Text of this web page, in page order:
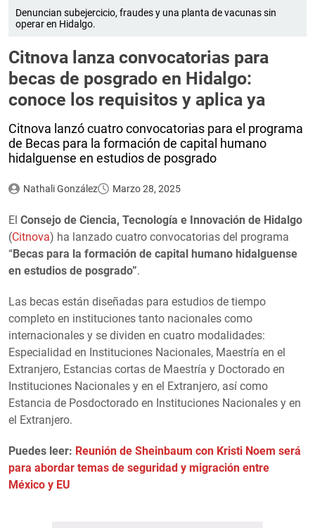
Denuncian subejercicio, fraudes y una planta de vacunas sin
operar en Hidalgo.
Citnova lanza convocatorias para
becas de posgrado en Hidalgo:
conoce los requisitos y aplica ya
Citnova lanzó cuatro convocatorias para el programa
de Becas para la formación de capital humano
hidalguense en estudios de posgrado
Nathali González Marzo 28, 2025
El Consejo de Ciencia, Tecnología e Innovación de Hidalgo
(Citnova) ha lanzado cuatro convocatorias del programa
“Becas para la formación de capital humano hidalguense
en estudios de posgrado”.
Las becas están diseñadas para estudios de tiempo
completo en instituciones tanto nacionales como
internacionales y se dividen en cuatro modalidades:
Especialidad en Instituciones Nacionales, Maestría en el
Extranjero, Estancias cortas de Maestría y Doctorado en
Instituciones Nacionales y en el Extranjero, así como
Estancia de Posdoctorado en Instituciones Nacionales y en
el Extranjero.
Puedes leer: Reunión de Sheinbaum con Kristi Noem será
para abordar temas de seguridad y migración entre
México y EU